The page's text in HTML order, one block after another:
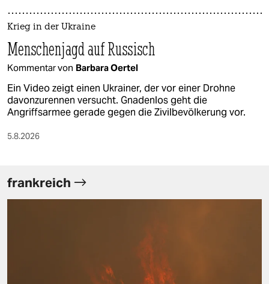
Krieg in der Ukraine
Menschenjagd auf Russisch
Kommentar von Barbara Oertel
Ein Video zeigt einen Ukrainer, der vor einer Drohne
davonzurennen versucht. Gnadenlos geht die
Angriffsarmee gerade gegen die Zivilbevölkerung vor.
5.8.2026
frankreich